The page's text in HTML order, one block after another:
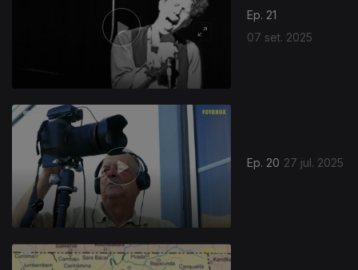
Ep. 21
07 set. 2025
Ep. 20 27 jul. 2025